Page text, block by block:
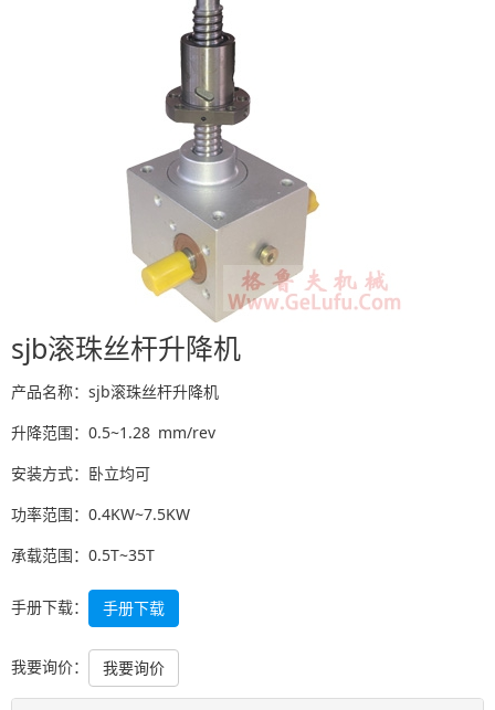
sjb滚珠丝杆升降机
产品名称：sjb滚珠丝杆升降机
升降范围：0.5~1.28 mm/rev
安装方式：卧立均可
功率范围：0.4KW~7.5KW
承载范围：0.5T~35T
手册下载： 手册下载
我要询价： 我要询价